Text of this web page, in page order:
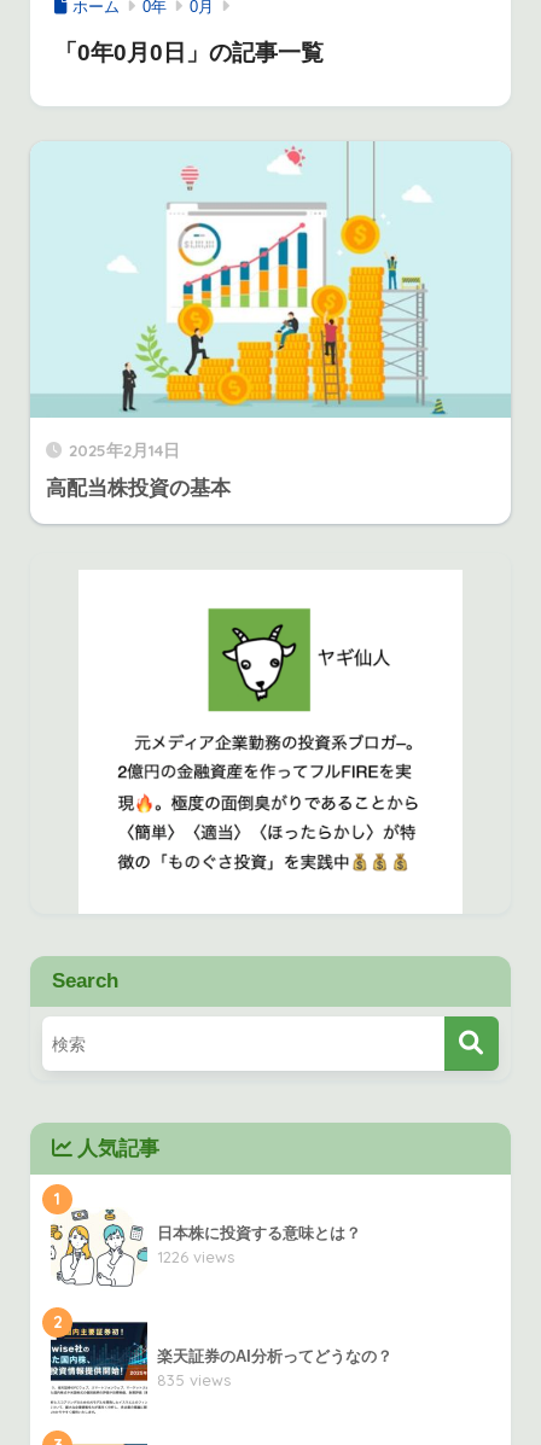
ホーム 0年 0月
「0年0月0日」の記事一覧
2025年2月14日
高配当株投資の基本
Search
人気記事
1
日本株に投資する意味とは？
1226 views
2
楽天証券のAI分析ってどうなの？
835 views